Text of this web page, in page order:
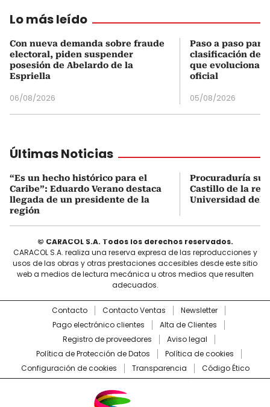
Lo más leído
Con nueva demanda sobre fraude
electoral, piden suspender
posesión de Abelardo de la
Espriella
06/08/2026
Paso a paso
clasificación del
que evoluciona
oficial
05/08/2026
Últimas Noticias
“Es un hecho histórico para el
Caribe”: Eduardo Verano destaca
llegada de un presidente de la
región
Procuraduría
Castillo de la
Universidad del
© CARACOL S.A. Todos los derechos reservados.
CARACOL S.A. realiza una reserva expresa de las reproducciones y
usos de las obras y otras prestaciones accesibles desde este sitio
web a medios de lectura mecánica u otros medios que resulten
adecuados.
Contacto Contacto Ventas
Newsletter
Pago electrónico clientes
Alta de Clientes
Registro de proveedores
Aviso legal
Política de Protección de Datos
Política de cookies
Configuración de cookies
Transparencia Código Ético